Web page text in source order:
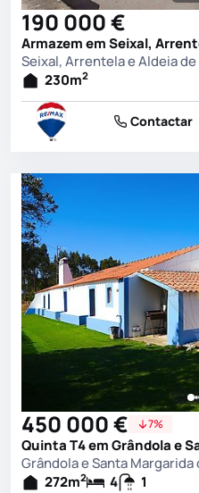
190 000 €
Seixal, Arrentela e Aldeia de
230m2
Contactar
450 000 € 7%
Grândola e Santa Margarida
272m2 4 1